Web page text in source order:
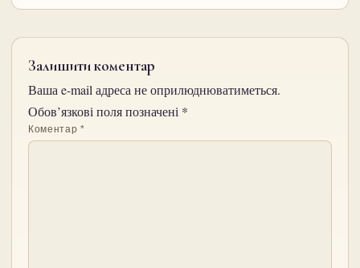
Залишити коментар
Ваша e-mail адреса не оприлюднюватиметься.
Обов’язкові поля позначені *
Коментар*